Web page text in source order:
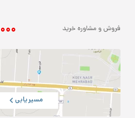
فروش و مشاوره خرید
مسیریابی